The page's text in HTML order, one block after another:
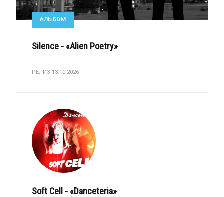
АЛЬБОМ
Silence - «Alien Poetry»
РЕЛИЗ 13.10.2026
Soft Cell - «Danceteria»